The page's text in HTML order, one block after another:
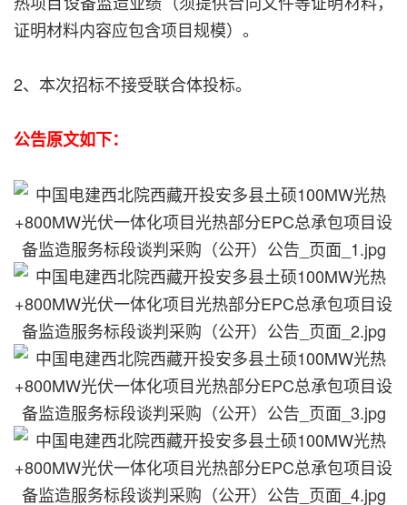
证明材料内容应包含项目规模）。
2、本次招标不接受联合体投标。
公告原文如下：